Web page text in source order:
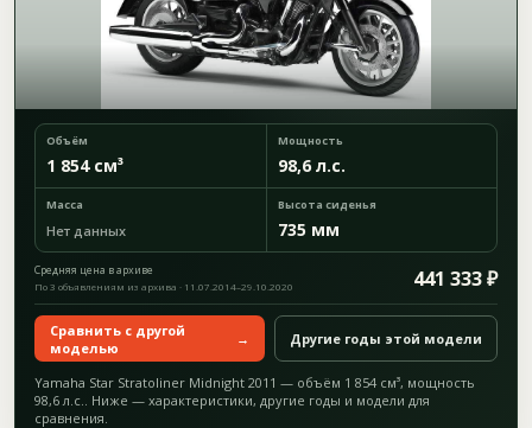
Объём
1 854 см³
Мощность
98,6 л.с.
Масса
Нет данных
Высота сиденья
735 мм
Средняя цена в архиве 441 333 ₽
По 3 объявлениям из архива · 11.07.2014–29.10.2020
Сравнить с другой
моделью
→ Другие годы этой модели
Yamaha Star Stratoliner Midnight 2011 — объём 1 854 см³, мощность
98,6 л.с.. Ниже — характеристики, другие годы и модели для
сравнения.